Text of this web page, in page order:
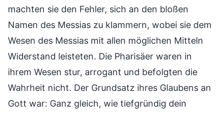
machten sie den Fehler, sich an den bloßen
Namen des Messias zu klammern, wobei sie dem
Wesen des Messias mit allen möglichen Mitteln
Widerstand leisteten. Die Pharisäer waren in
ihrem Wesen stur, arrogant und befolgten die
Wahrheit nicht. Der Grundsatz ihres Glaubens an
Gott war: Ganz gleich, wie tiefgründig dein